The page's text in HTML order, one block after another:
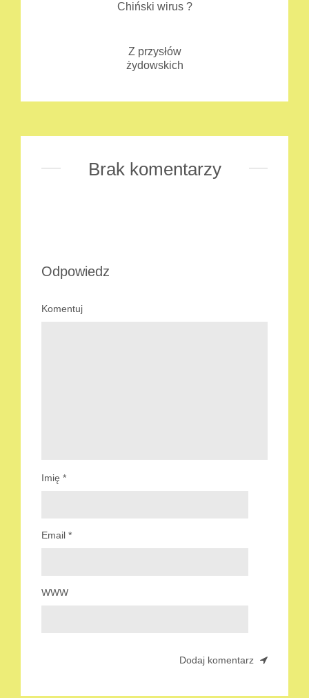
Chiński wirus ?
Z przysłów
żydowskich
Brak komentarzy
Odpowiedz
Komentuj
Imię *
Email *
WWW